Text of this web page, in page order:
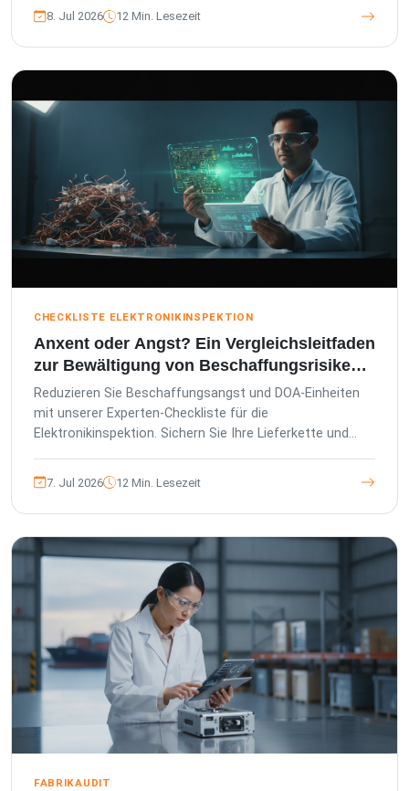
sichern...
8. Jul 2026 12 Min. Lesezeit
CHECKLISTE ELEKTRONIKINSPEKTION
Anxent oder Angst? Ein Vergleichsleitfaden
zur Bewältigung von Beschaffungsrisiken
für Elektronik
Reduzieren Sie Beschaffungsangst und DOA-Einheiten
mit unserer Experten-Checkliste für die
Elektronikinspektion. Sichern Sie Ihre Lieferkette und
7. Jul 2026 12 Min. Lesezeit
FABRIKAUDIT